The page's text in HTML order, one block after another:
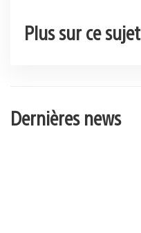
Plus sur ce sujet
Dernières news